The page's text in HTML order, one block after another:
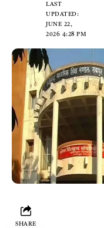
LAST
UPDATED:
JUNE 22,
2026 4:28 PM
SHARE